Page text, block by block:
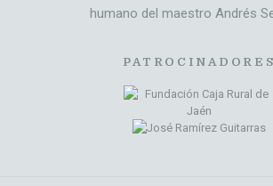
humano del maestro Andrés
PATROCINADORES